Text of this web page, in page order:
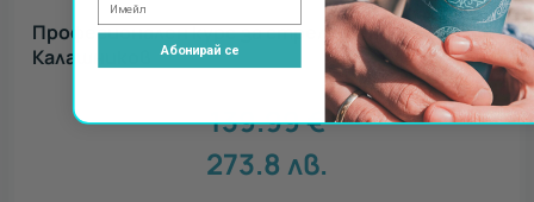
Професионален курс за стрелба с автомат
Калашников
139.99€
273.8 лв.
Абонирай се